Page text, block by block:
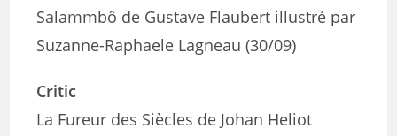
Salammbô de Gustave Flaubert illustré par
Suzanne-Raphaele Lagneau (30/09)
Critic
La Fureur des Siècles de Johan Heliot